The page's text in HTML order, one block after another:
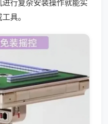
行复杂安装操作就能实
具。